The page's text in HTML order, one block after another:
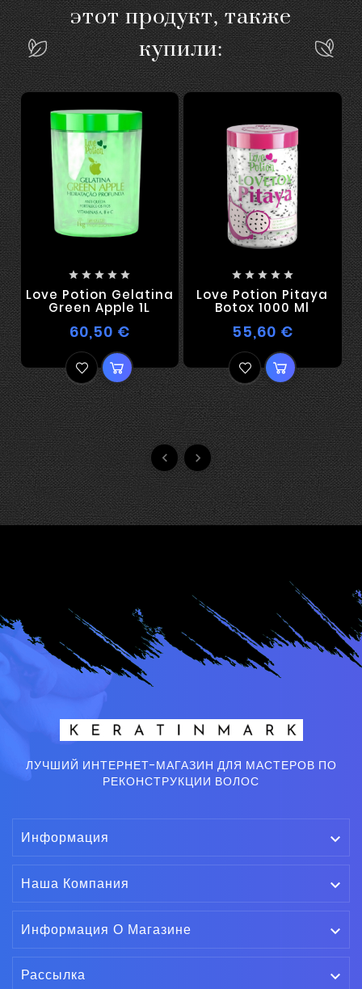
этот продукт, также
купили:
    
Love Potion Gelatina
Green Apple 1L
60,50 €
    
Love Potion Pitaya
Botox 1000 Ml
55,60 €
 
ЛУЧШИЙ ИНТЕРНЕТ-МАГАЗИН ДЛЯ МАСТЕРОВ ПО
РЕКОНСТРУКЦИИ ВОЛОС
Информация 
Наша Компания 
Информация О Магазине 
Рассылка 